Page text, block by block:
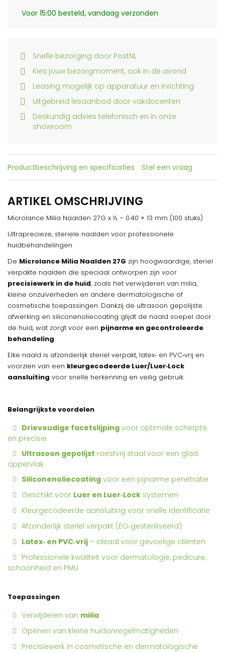
Voor 15:00 besteld, vandaag verzonden
Snelle bezorging door PostNL
Kies jouw bezorgmoment, ook in de avond
Leasing mogelijk op apparatuur en inrichting
Uitgebreid lesaanbod door vakdocenten
Deskundig advies telefonisch en in onze
showroom
Productbeschrijving en specificaties Stel een vraag
ARTIKEL OMSCHRIJVING
Microlance Milia Naalden 27G x ½ – 0.40 × 13 mm (100 stuks)
Ultraprecieze, steriele naalden voor professionele
huidbehandelingen
De Microlance Milia Naalden 27G zijn hoogwaardige, steriel
verpakte naalden die speciaal ontworpen zijn voor
precisiewerk in de huid, zoals het verwijderen van milia,
kleine onzuiverheden en andere dermatologische of
cosmetische toepassingen. Dankzij de ultrasoon gepolijste
afwerking en siliconenoliecoating glijdt de naald soepel door
de huid, wat zorgt voor een pijnarme en gecontroleerde
behandeling.
Elke naald is afzonderlijk steriel verpakt, latex‑ en PVC‑vrij en
voorzien van een kleurgecodeerde Luer/Luer‑Lock
aansluiting voor snelle herkenning en veilig gebruik.
Belangrijkste voordelen
Drievoudige facetslijping voor optimale scherpte
en precisie
Ultrasoon gepolijst roestvrij staal voor een glad
oppervlak
Siliconenoliecoating voor een pijnarme penetratie
Geschikt voor Luer en Luer‑Lock systemen
Kleurgecodeerde aansluiting voor snelle identificatie
Afzonderlijk steriel verpakt (EO‑gesteriliseerd)
Latex‑ en PVC‑vrij – ideaal voor gevoelige cliënten
Professionele kwaliteit voor dermatologie, pedicure,
schoonheid en PMU
Toepassingen
Verwijderen van milia
Openen van kleine huidonregelmatigheden
Precisiewerk in cosmetische en dermatologische